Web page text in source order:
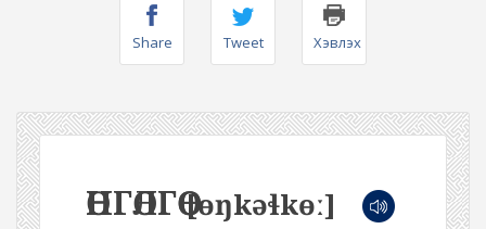
Share Tweet Хэвлэх
ӨНГӨЛГӨӨ[ɵŋkəɬkɵː]